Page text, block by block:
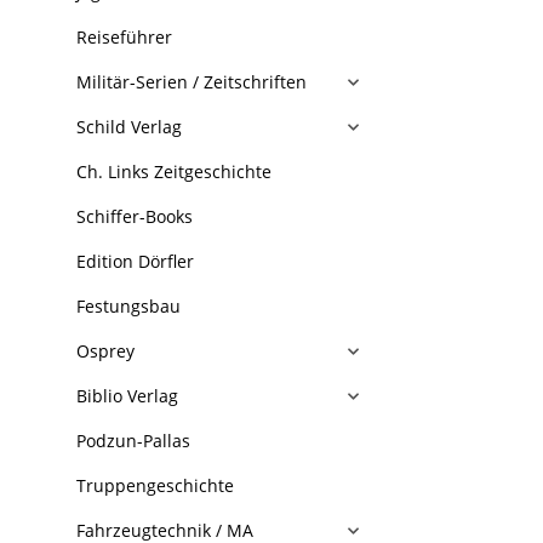
Reiseführer
Militär-Serien / Zeitschriften
Schild Verlag
Ch. Links Zeitgeschichte
Schiffer-Books
Edition Dörfler
Festungsbau
Osprey
Biblio Verlag
Podzun-Pallas
Truppengeschichte
Fahrzeugtechnik / MA